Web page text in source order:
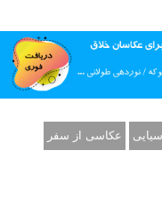
عکاسی از سفر